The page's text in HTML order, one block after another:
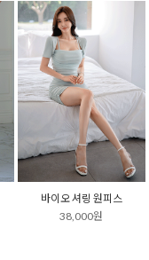
바이오 셔링 원피스
38,000원